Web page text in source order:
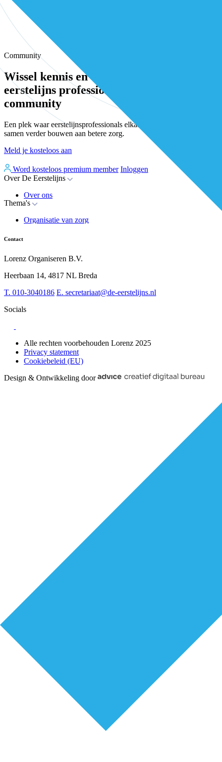
Community
Wissel kennis en ervaring uit met andere
eerstelijns professionals in onze
community
Een plek waar eerstelijnsprofessionals elkaar vinden, versterken en
samen verder bouwen aan betere zorg.
Meld je kosteloos aan
Word kosteloos premium member Inloggen
Over De Eerstelijns
Over ons
Nieuws
Whitepapers
Over BiancAI
Thema's
Organisatie van zorg
Digitalisering
Leiderschap & samenwerking
Sociaal domein
Contact
Lorenz Organiseren B.V.
Heerbaan 14, 4817 NL Breda
T. 010-3040186 E. secretariaat@de-eerstelijns.nl
Socials
Alle rechten voorbehouden Lorenz 2025
Privacy statement
Cookiebeleid (EU)
Design & Ontwikkeling door